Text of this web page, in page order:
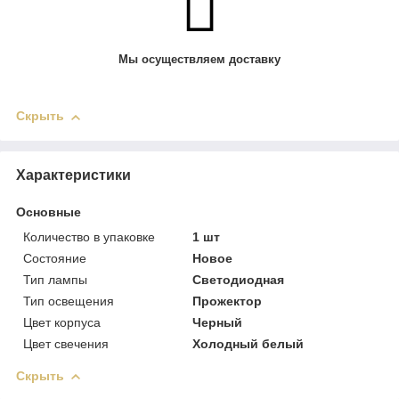
Мы осуществляем доставку
Скрыть
Характеристики
Основные
Количество в упаковке
1 шт
Состояние
Новое
Тип лампы
Светодиодная
Тип освещения
Прожектор
Цвет корпуса
Черный
Цвет свечения
Холодный белый
Скрыть